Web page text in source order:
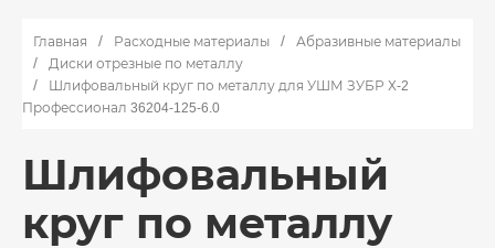
Главная Расходные материалы
Абразивные материалы
Диски отрезные по металлу
Шлифовальный круг по металлу для УШМ ЗУБР Х-2
Профессионал 36204-125-6.0
Шлифовальный
круг по металлу